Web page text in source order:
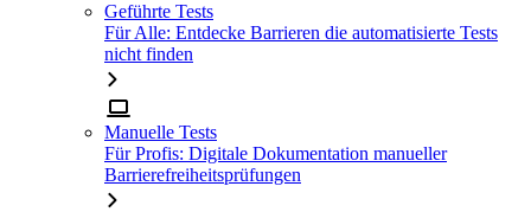
Geführte Tests
Für Alle: Entdecke Barrieren die automatisierte Tests
nicht finden
Manuelle Tests
Für Profis: Digitale Dokumentation manueller
Barrierefreiheitsprüfungen